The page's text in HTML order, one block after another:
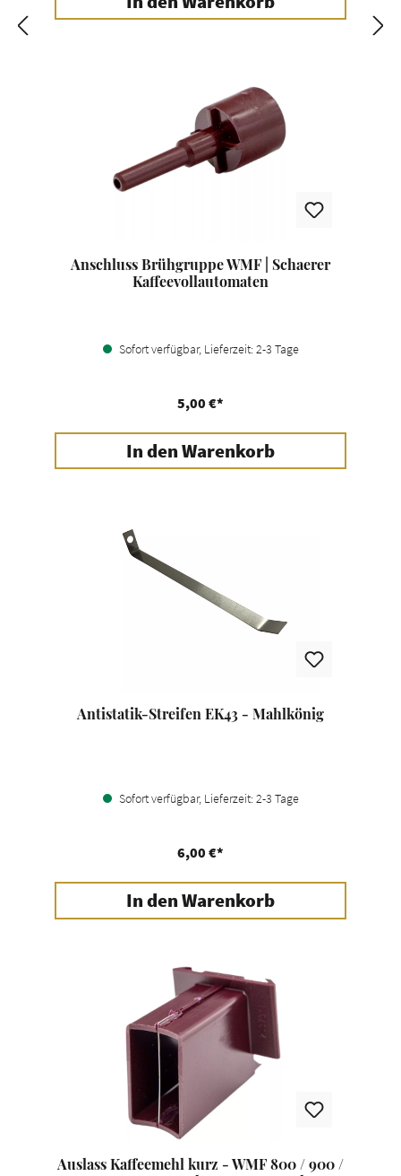
Anschluss Brühgruppe WMF | Schaerer
Kaffeevollautomaten
Sofort verfügbar, Lieferzeit: 2-3 Tage
5,00 €*
In den Warenkorb
Antistatik-Streifen EK43 - Mahlkönig
Sofort verfügbar, Lieferzeit: 2-3 Tage
6,00 €*
In den Warenkorb
Auslass Kaffeemehl kurz - WMF 800 / 900 /